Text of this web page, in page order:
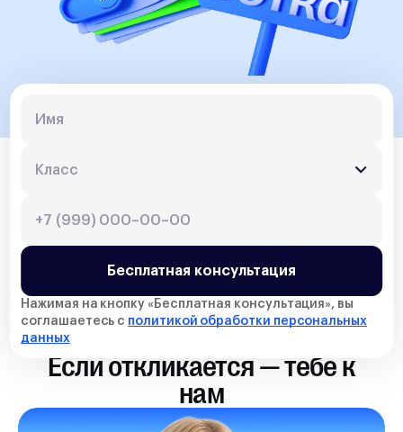
Бесплатная консультация
Нажимая на кнопку « Бесплатная консультация», вы
соглашаетесь с политикой обработки персональных
данных
Если откликается — тебе к
нам